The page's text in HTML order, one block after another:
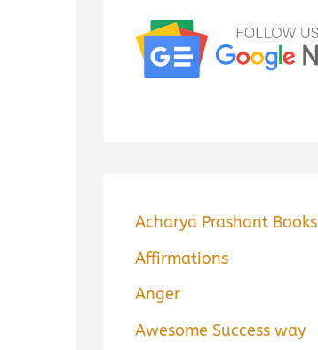
Acharya Prashant Books
Affirmations
Anger
Awesome Success way